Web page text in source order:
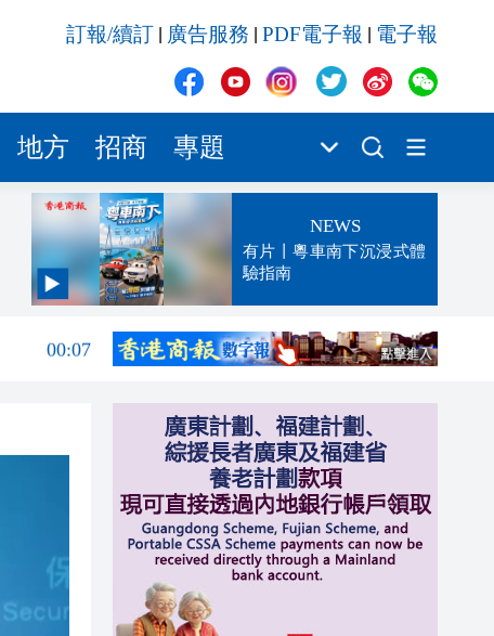
訂報/續訂 廣告服務 PDF電子報 電子報
地方 招商 專題
NEWS
有片丨粵車南下沉浸式體
驗指南
00:13
00:07
23:06
23:05